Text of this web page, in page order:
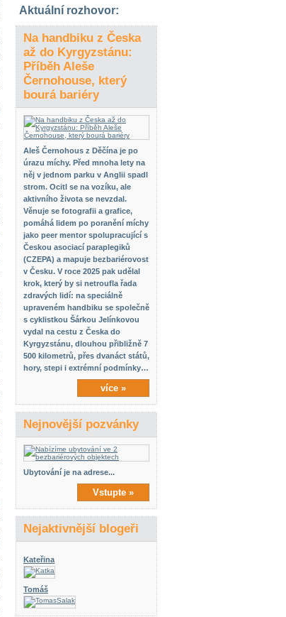
Aktuální rozhovor:
Na handbiku z Česka
až do Kyrgyzstánu:
Příběh Aleše
Černohouse, který
bourá bariéry
Aleš Černohous z Děčína je po
úrazu míchy. Před mnoha lety na
něj v jednom parku v Anglii spadl
strom. Ocitl se na vozíku, ale
aktivního života se nevzdal.
Věnuje se fotografii a grafice,
pomáhá lidem po poranění míchy
jako peer mentor spolupracující s
Českou asociací paraplegiků
(CZEPA) a mapuje bezbariérovost
v Česku. V roce 2025 pak udělal
krok, který by si netroufla řada
zdravých lidí: na speciálně
upraveném handbiku se společně
s cyklistkou Šárkou Jelínkovou
vydal na cestu z Česka do
Kyrgyzstánu, dlouhou přibližně 7
500 kilometrů, přes dvanáct států,
hory, stepi i extrémní podmínky…
více »
Nejnovější pozvánky
Ubytování je na adrese...
Vstupte »
Nejaktivnější blogeři
Kateřina
Tomáš